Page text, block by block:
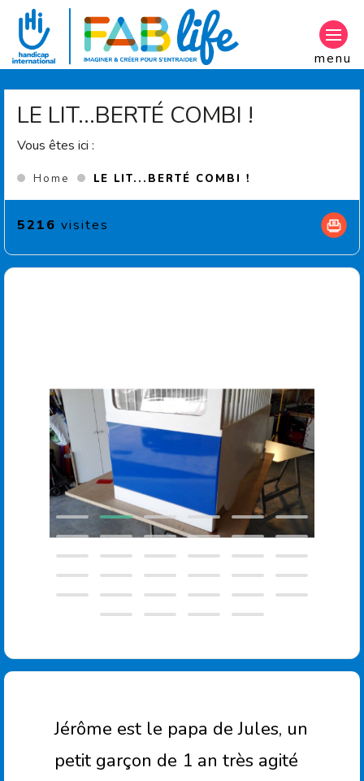
Aller au contenu principal
menu
LE LIT...BERTÉ COMBI !
Vous êtes ici :
Home LE LIT...BERTÉ COMBI !
5216 visites
Jérôme est le papa de Jules, un
petit garçon de 1 an très agité